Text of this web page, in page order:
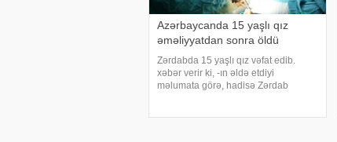
Azərbaycanda 15 yaşlı qız
əməliyyatdan sonra öldü
Zərdabda 15 yaşlı qız vəfat edib.
xəbər verir ki, -ın əldə etdiyi
məlumata görə, hadisə Zərdab